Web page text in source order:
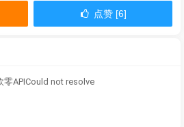
点赞 [6]
零APICould not resolve